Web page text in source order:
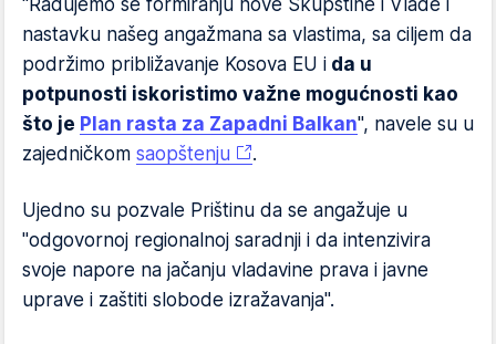
"Radujemo se formiranju nove Skupštine i Vlade i
nastavku našeg angažmana sa vlastima, sa ciljem da
podržimo približavanje Kosova EU i da u
potpunosti iskoristimo važne mogućnosti kao
što je Plan rasta za Zapadni Balkan", navele su u
zajedničkom saopštenju .
Ujedno su pozvale Prištinu da se angažuje u
"odgovornoj regionalnoj saradnji i da intenzivira
svoje napore na jačanju vladavine prava i javne
uprave i zaštiti slobode izražavanja".